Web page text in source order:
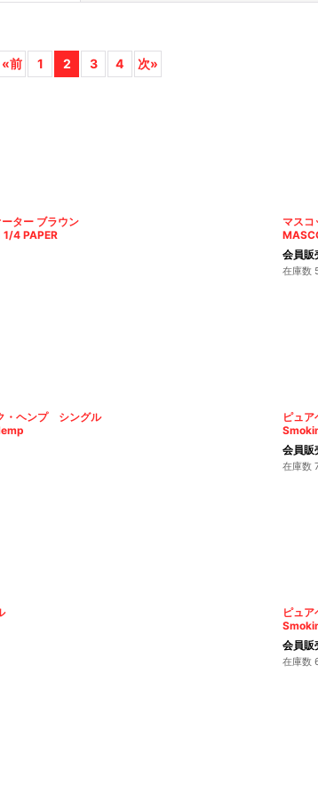
«前 1 2 3 4 次»
ター ブラウン
1/4 PAPER
マス
会員販
在庫数
・ヘンプ シングル
ピュ
会員販
在庫数
ピュ
会員販
在庫数